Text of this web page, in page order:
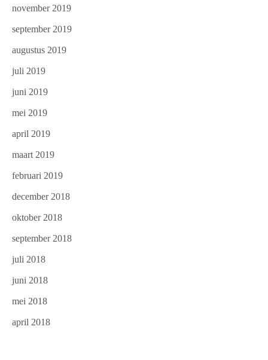
november 2019
september 2019
augustus 2019
juli 2019
juni 2019
mei 2019
april 2019
maart 2019
februari 2019
december 2018
oktober 2018
september 2018
juli 2018
juni 2018
mei 2018
april 2018